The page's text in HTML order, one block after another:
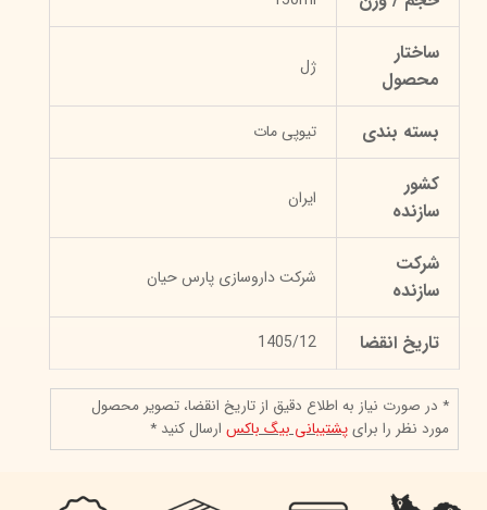
ساختار
محصول
ژل
بسته بندی تیوپی مات
کشور
سازنده
ایران
شرکت
سازنده
شرکت داروسازی پارس حیان
تاریخ انقضا 1405/12
* در صورت نیاز به اطلاع دقیق از تاریخ انقضا، تصویر محصول
مورد نظر را برایپشتیبانی بیگ باکسارسال کنید *